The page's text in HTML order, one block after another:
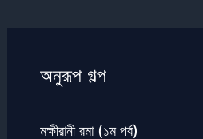
অনুরূপ গল্প
মক্ষীরানী রমা (১ম পর্ব)